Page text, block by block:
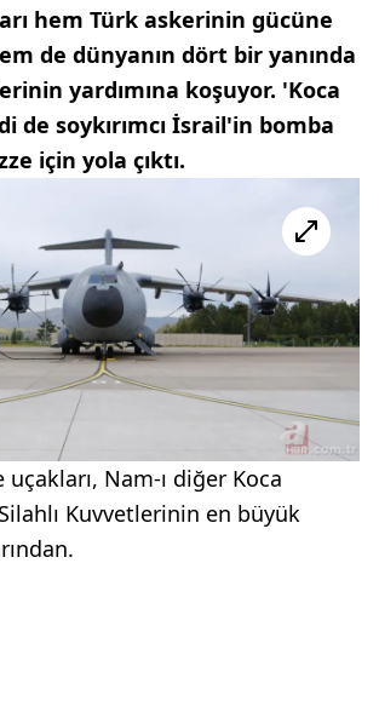
hem Türk askerinin gücüne
de dünyanın dört bir yanında
yardımına koşuyor. 'Koca
de soykırımcı İsrail'in bomba
için yola çıktı.
Nam-ı diğer Koca
Kuvvetlerinin en büyük